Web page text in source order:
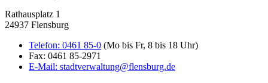
Rathausplatz 1
24937 Flensburg
Telefon: 0461 85-0 (Mo bis Fr, 8 bis 18 Uhr)
Fax: 0461 85-2971
E-Mail: stadtverwaltung@flensburg.de